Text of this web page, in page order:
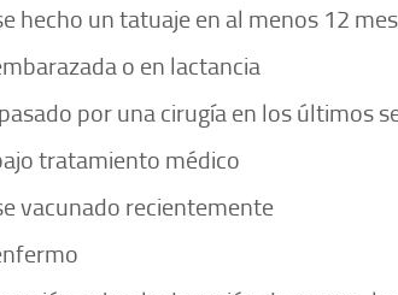
hecho un tatuaje en al menos 12
o en lactancia
por una cirugía en los últimos
tratamiento médico
vacunado recientemente